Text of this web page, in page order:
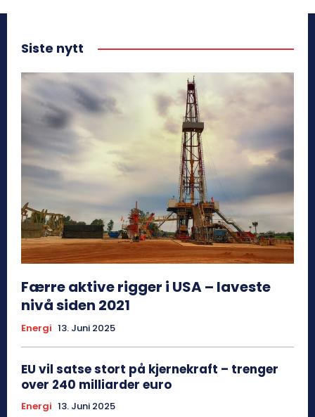
Siste nytt
Færre aktive rigger i USA – laveste
nivå siden 2021
Energi 13. Juni 2025
EU vil satse stort på kjernekraft – trenger
over 240 milliarder euro
Energi 13. Juni 2025